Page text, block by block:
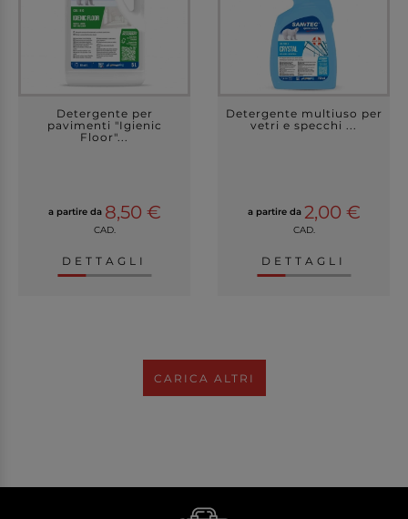
Detergente per
pavimenti "Igienic
Floor"...
a partire da 8,50 €
CAD.
DETTAGLI
Detergente multiuso per
vetri e specchi ...
a partire da 2,00 €
CAD.
DETTAGLI
CARICA ALTRI